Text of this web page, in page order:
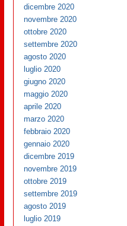
dicembre 2020
novembre 2020
ottobre 2020
settembre 2020
agosto 2020
luglio 2020
giugno 2020
maggio 2020
aprile 2020
marzo 2020
febbraio 2020
gennaio 2020
dicembre 2019
novembre 2019
ottobre 2019
settembre 2019
agosto 2019
luglio 2019